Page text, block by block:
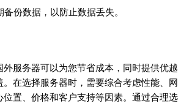
备份数据，以防止数据丢失。
外服务器可以为您节省成本，同时提供优越
。在选择服务器时，需要综合考虑性能、网
位置、价格和客户支持等因素。通过合理选